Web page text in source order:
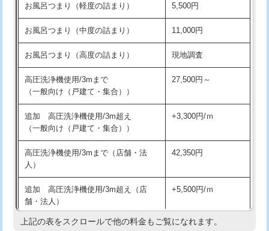
交換・取付(単水栓（壁付・デッキ
式）)
13,200円+材料費
交換・取付(混合水栓（壁付・デッキ
式・ワンホール）)
16,500円+材料費
交換・取付(排水栓・排水トラップ
（P/S/ポップアップ））
22,000円+材料費
交換・取付（その他部品） 11,000円+材料費
持込商品取付（単水栓） 13,200円
持込商品取付（混合水栓）
持込商品取付（浄水器・分岐水栓） 16,500円
持込商品取付（温水洗浄便座） 22,000円
お風呂つまり（軽度の詰まり） 5,500円
お風呂つまり（中度の詰まり） 11,000円
お風呂つまり（高度の詰まり） 現地調査
高圧洗浄機使用/3mまで
（一般向け（戸建て・集合））
27,500円～
追加 高圧洗浄機使用/3m超え
（一般向け（戸建て・集合））
+3,300円/ｍ
高圧洗浄機使用/3mまで（店舗・法
人）
42,350円
追加 高圧洗浄機使用/3m超え（店
舗・法人）
+5,500円/ｍ
高度高圧洗浄換 現地調査
上記の表をスクロールで他の料金もご覧になれます。